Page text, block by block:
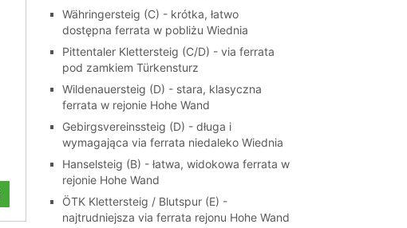
Währingersteig (C) - krótka, łatwo
dostępna ferrata w pobliżu Wiednia
Pittentaler Klettersteig (C/D) - via ferrata
pod zamkiem Türkensturz
Wildenauersteig (D) - stara, klasyczna
ferrata w rejonie Hohe Wand
Gebirgsvereinssteig (D) - długa i
wymagająca via ferrata niedaleko Wiednia
Hanselsteig (B) - łatwa, widokowa ferrata w
rejonie Hohe Wand
ÖTK Klettersteig / Blutspur (E) -
najtrudniejsza via ferrata rejonu Hohe Wand